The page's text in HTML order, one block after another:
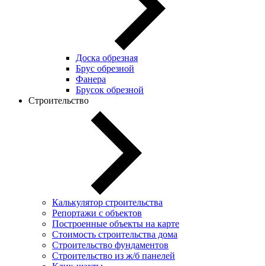
Доска обрезная
Брус обрезной
Фанера
Брусок обрезной
Строительство
Калькулятор строительства
Репортажи с объектов
Построенные объекты на карте
Стоимость строительства дома
Строительство фундаментов
Строительство из ж/б панелей